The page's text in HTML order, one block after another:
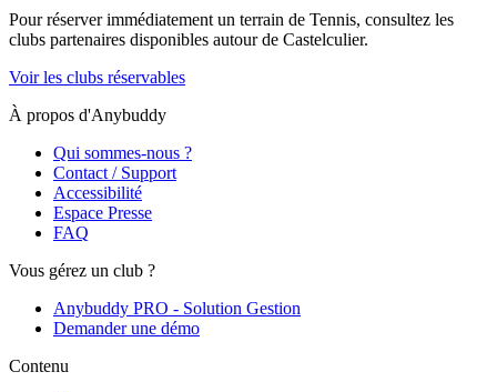
Pour réserver immédiatement un terrain de Tennis, consultez les
clubs partenaires disponibles autour de Castelculier.
Voir les clubs réservables
À propos d'Anybuddy
Qui sommes-nous ?
Contact / Support
Accessibilité
Espace Presse
FAQ
Vous gérez un club ?
Anybuddy PRO - Solution Gestion
Demander une démo
Contenu